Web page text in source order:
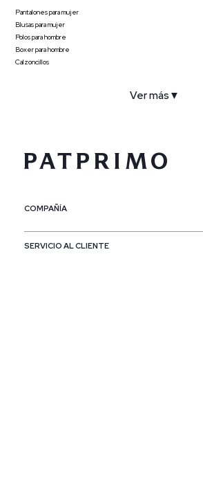
Pantalones para mujer
Blusas para mujer
Polos para hombre
Boxer para hombre
Calzoncillos
Ver más ▼
COMPAÑÍA
SERVICIO AL CLIENTE